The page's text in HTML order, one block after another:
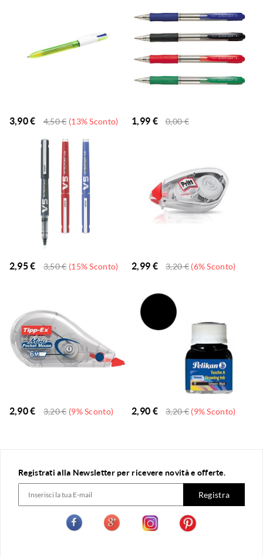
3,90€ 4,50€ (13% Sconto) 1,99 € 0,00€
2,95€ 3,50€ (15% Sconto) 2,99 € 3,20€ (6% Sconto)
2,90€ 3,20€ (9% Sconto) 2,90 € 3,20€ (9% Sconto)
Registrati alla Newsletter per ricevere novità e offerte.
Registra